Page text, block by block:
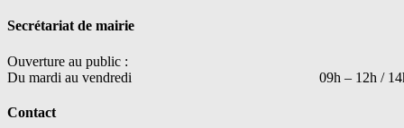
Secrétariat de mairie
Ouverture au public :
Du mardi au vendredi 09h – 12h / 14h
Contact